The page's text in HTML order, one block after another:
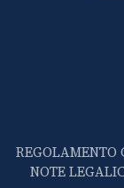
REGOLAMENTO
NOTE LEGALI